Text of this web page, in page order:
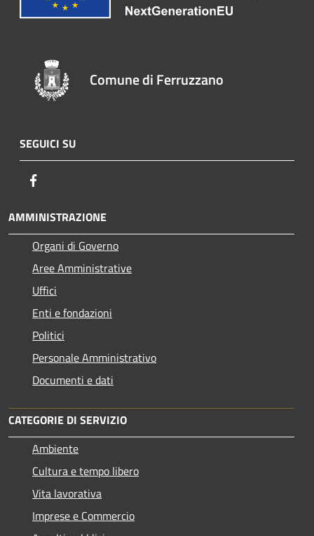
Comune di Ferruzzano
SEGUICI SU
AMMINISTRAZIONE
Organi di Governo
Aree Amministrative
Uffici
Enti e fondazioni
Politici
Personale Amministrativo
Documenti e dati
CATEGORIE DI SERVIZIO
Ambiente
Cultura e tempo libero
Vita lavorativa
Imprese e Commercio